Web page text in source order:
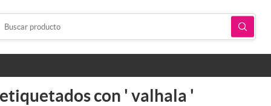
con ' valhala '